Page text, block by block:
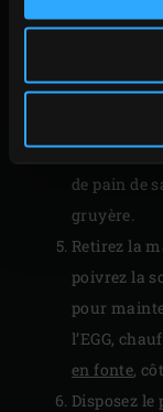
au fouet
Laissez la
prenne la
ajoutez la
gruyère
de pain de
gruyère.
Retirez la
poivrez la
pour
l’EGG,
en fonte,
Disposez